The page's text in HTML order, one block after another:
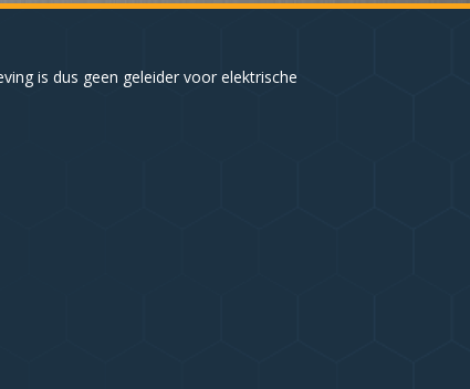
is dus geen geleider voor elektrische